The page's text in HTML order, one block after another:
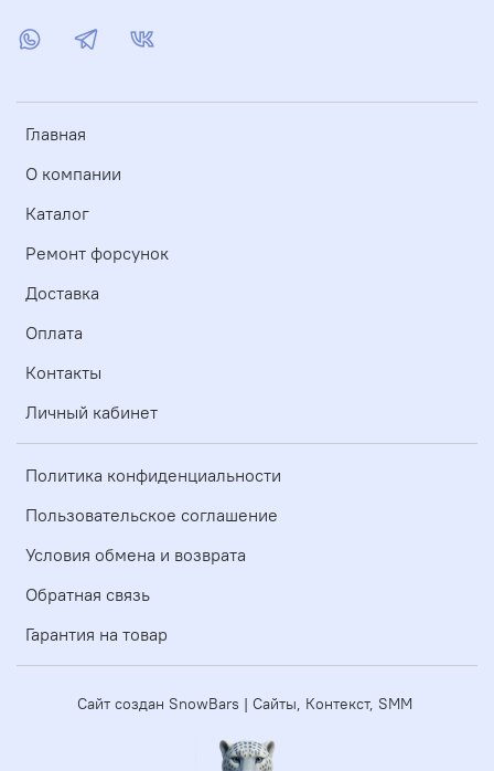
Главная
О компании
Каталог
Ремонт форсунок
Доставка
Оплата
Контакты
Личный кабинет
Политика конфиденциальности
Пользовательское соглашение
Условия обмена и возврата
Обратная связь
Гарантия на товар
Сайт создан SnowBars | Сайты, Контекст, SMM